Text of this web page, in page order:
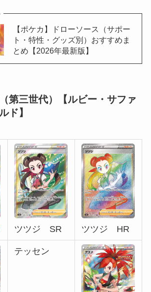
【ポケカ】ドローソース（サポー
ト・特性・グッズ別）おすすめま
とめ【2026年最新版】
第三世代）【ルビー・サファ
ド】
ツツジ SR ツツジ HR
テッセン